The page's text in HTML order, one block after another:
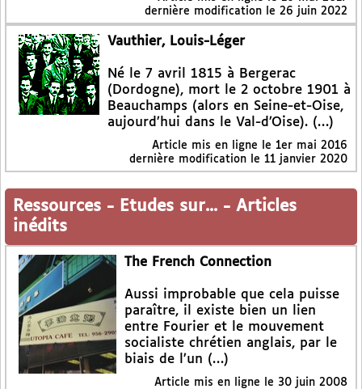
dernière modification le 26 juin 2022
Vauthier, Louis-Léger
Né le 7 avril 1815 à Bergerac
(Dordogne), mort le 2 octobre 1901 à
Beauchamps (alors en Seine-et-Oise,
aujourd’hui dans le Val-d’Oise). (…)
Article mis en ligne le 1er mai 2016
dernière modification le 11 janvier 2020
Ressources - Etudes sur... - Articles
inédits
The French Connection
Aussi improbable que cela puisse
paraître, il existe bien un lien
entre Fourier et le mouvement
socialiste chrétien anglais, par le
biais de l’un (…)
Article mis en ligne le 30 juin 2008